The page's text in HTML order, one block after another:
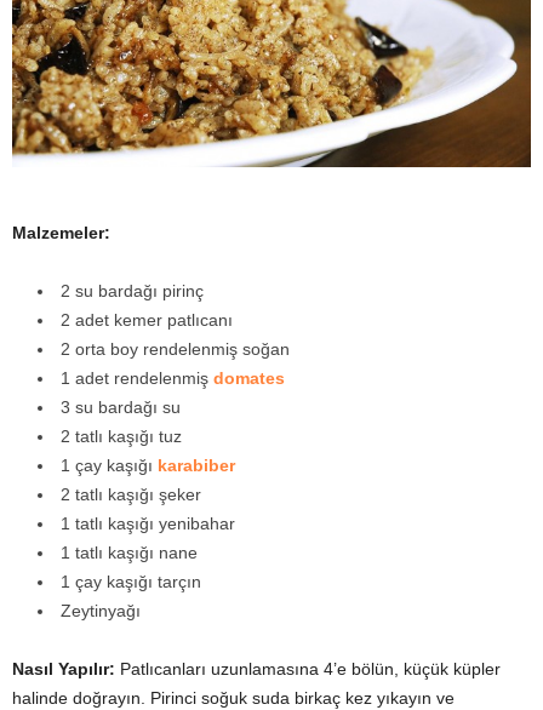
Malzemeler:
2 su bardağı pirinç
2 adet kemer patlıcanı
2 orta boy rendelenmiş soğan
1 adet rendelenmiş domates
3 su bardağı su
2 tatlı kaşığı tuz
1 çay kaşığı karabiber
2 tatlı kaşığı şeker
1 tatlı kaşığı yenibahar
1 tatlı kaşığı nane
1 çay kaşığı tarçın
Zeytinyağı
Nasıl Yapılır: Patlıcanları uzunlamasına 4’e bölün, küçük küpler
halinde doğrayın. Pirinci soğuk suda birkaç kez yıkayın ve